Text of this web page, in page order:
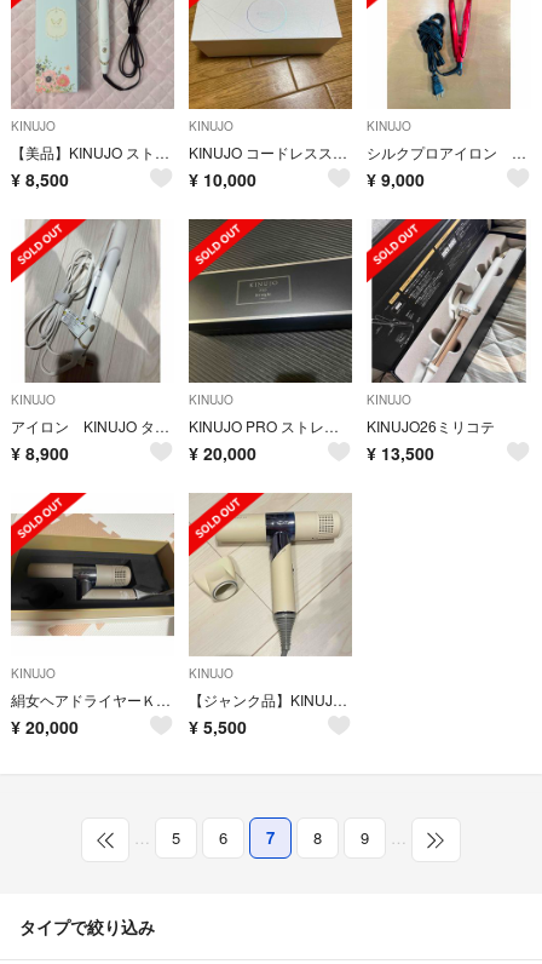
KINUJO
【美品】KINUJO ストーレトアイロン
¥ 8,500
KINUJO
KINUJO コードレスストレートアイロン LX001
¥ 10,000
KINUJO
シルクプロアイロン radiant mini ラディアント シルクプレート
¥ 9,000
KINUJO
アイロン KINUJO タンス整理破格☆たぽ様
¥ 8,900
KINUJO
KINUJO PRO ストレートアイロン KP001 新品未使用
¥ 20,000
KINUJO
KINUJO26ミリコテ
¥ 13,500
KINUJO
絹女ヘアドライヤーＫＨ202
¥ 20,000
KINUJO
【ジャンク品】KINUJO ヘアドライヤー KH301
¥ 5,500
… 5 6 7 8 9 …
タイプで絞り込み